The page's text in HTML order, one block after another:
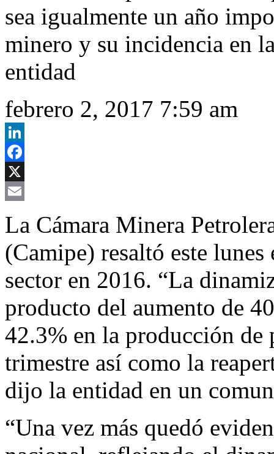
sea igualmente un año
minero y su incidencia en
entidad
febrero 2, 2017 7:59 am
LinkedIn
Facebook
X
La Cámara Minera
(Camipe) resaltó este
sector en 2016. “La
producto del aumento de
42.3% en la producción de
trimestre así como la
dijo la entidad en un
“Una vez más quedó